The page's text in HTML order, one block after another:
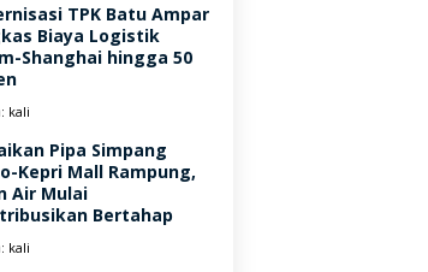
TPK Batu Ampar
Biaya Logistik
Shanghai hingga 50
kali
Pipa Simpang
Kepri Mall Rampung,
Air Mulai
Bertahap
kali